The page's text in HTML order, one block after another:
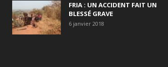
FRIA : UN ACCIDENT FAIT UN
BLESSÉ GRAVE
6 janvier 2018